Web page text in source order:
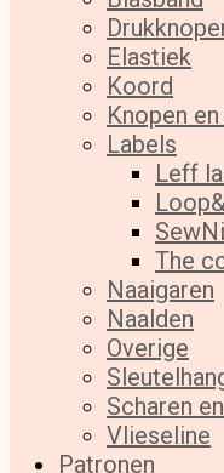
Elastiek
Koord
Knopen
Labels
Leff
The
Naaigaren
Naalden
Overige
Scharen
Vlieseline
Patronen